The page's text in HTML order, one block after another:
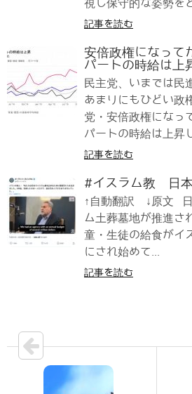
視し保守的な姿勢を
記事を読む
安倍政権になって
パートの時給は上
民主党、いまでは民
あまりにもひどい政
党・安倍政権になっ
パートの時給は上昇
記事を読む
#イスラム教 日
↑自動翻訳 ↓原文 日
ム土葬墓地が推進さ
童・生徒の給食がイ
にされ始めて...
記事を読む